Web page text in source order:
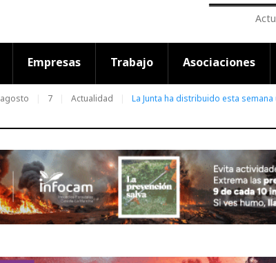
Empresas Trabajo Asociaciones
agosto 7 Actualidad La Junta ha distribuido esta